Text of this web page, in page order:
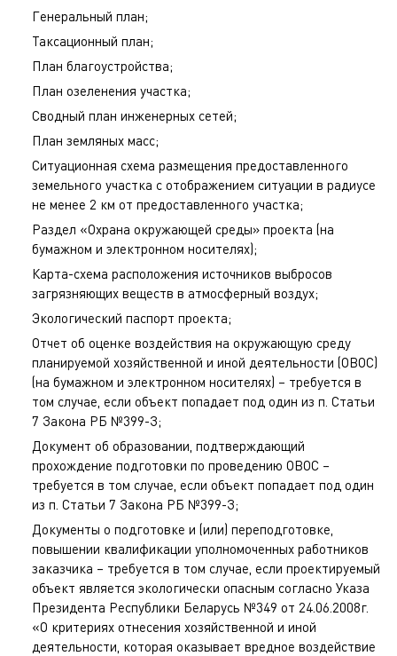
Генеральный план;
Таксационный план;
План благоустройства;
План озеленения участка;
Сводный план инженерных сетей;
План земляных масс;
Ситуационная схема размещения предоставленного
земельного участка с отображением ситуации в радиусе
не менее 2 км от предоставленного участка;
Раздел «Охрана окружающей среды» проекта (на
бумажном и электронном носителях);
Карта-схема расположения источников выбросов
загрязняющих веществ в атмосферный воздух;
Экологический паспорт проекта;
Отчет об оценке воздействия на окружающую среду
планируемой хозяйственной и иной деятельности (ОВОС)
(на бумажном и электронном носителях) – требуется в
том случае, если объект попадает под один из п. Статьи
7 Закона РБ №399-З;
Документ об образовании, подтверждающий
прохождение подготовки по проведению ОВОС –
требуется в том случае, если объект попадает под один
из п. Статьи 7 Закона РБ №399-З;
Документы о подготовке и (или) переподготовке,
повышении квалификации уполномоченных работников
заказчика – требуется в том случае, если проектируемый
объект является экологически опасным согласно Указа
Президента Республики Беларусь №349 от 24.06.2008г.
«О критериях отнесения хозяйственной и иной
деятельности, которая оказывает вредное воздействие